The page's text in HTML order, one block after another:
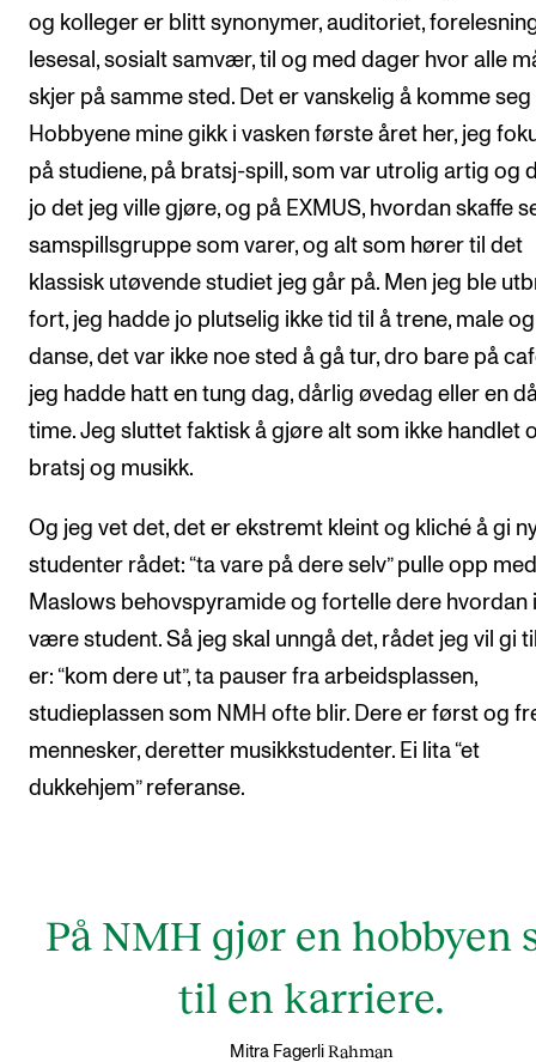
og kolleger er blitt synonymer, auditoriet,
lesesal, sosialt samvær, til og med dager hvor alle
skjer på samme sted. Det er vanskelig å komme seg
Hobbyene mine gikk i vasken første året her, jeg
på studiene, på bratsj-spill, som var utrolig artig og
jo det jeg ville gjøre, og på EXMUS, hvordan skaffe
samspillsgruppe som varer, og alt som hører til det
klassisk utøvende studiet jeg går på. Men jeg ble
fort, jeg hadde jo plutselig ikke tid til å trene, male og
danse, det var ikke noe sted å gå tur, dro bare på
jeg hadde hatt en tung dag, dårlig øvedag eller en
time. Jeg sluttet faktisk å gjøre alt som ikke handlet
bratsj og musikk.
Og jeg vet det, det er ekstremt kleint og kliché å gi
studenter rådet: “ta vare på dere selv” pulle opp med
Maslows behovspyramide og fortelle dere hvordan
være student. Så jeg skal unngå det, rådet jeg vil gi
er: “kom dere ut”, ta pauser fra arbeidsplassen,
studieplassen som NMH ofte blir. Dere er først og
mennesker, deretter musikkstudenter. Ei lita “et
dukkehjem” referanse.
På NMH gjør en hobbyen
til en karriere.
Mitra Fagerli Rahman